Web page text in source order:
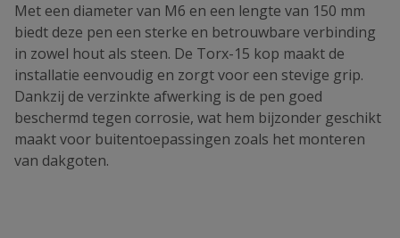
Met een diameter van M6 en een lengte van 150 mm
biedt deze pen een sterke en betrouwbare verbinding
in zowel hout als steen. De Torx-15 kop maakt de
installatie eenvoudig en zorgt voor een stevige grip.
Dankzij de verzinkte afwerking is de pen goed
beschermd tegen corrosie, wat hem bijzonder geschikt
maakt voor buitentoepassingen zoals het monteren
van dakgoten.